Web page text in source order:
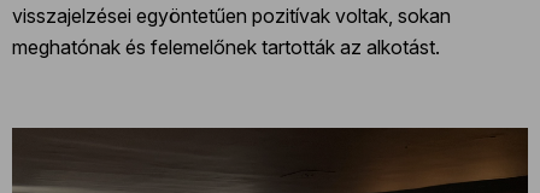
visszajelzései egyöntetűen pozitívak voltak, sokan
meghatónak és felemelőnek tartották az alkotást.